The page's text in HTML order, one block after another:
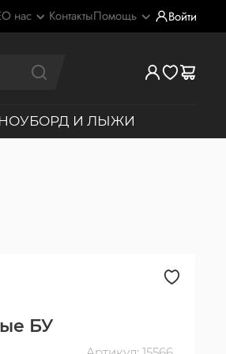
О нас КонтактыПомощь Войти
И ЛЫЖИ
БУ